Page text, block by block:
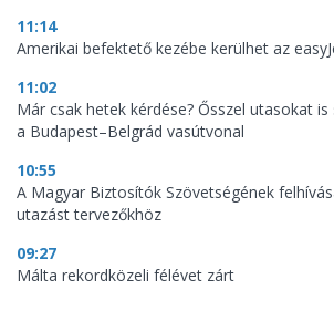
11:14
Amerikai befektető kezébe kerülhet az
11:02
Már csak hetek kérdése? Ősszel utasokat
a Budapest–Belgrád vasútvonal
10:55
A Magyar Biztosítók Szövetségének
utazást tervezőkhöz
09:27
Málta rekordközeli félévet zárt